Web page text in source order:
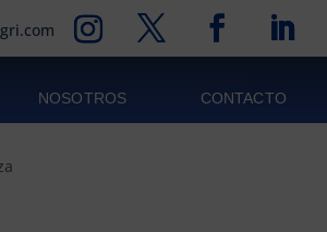
NOSOTROS CONTACTO